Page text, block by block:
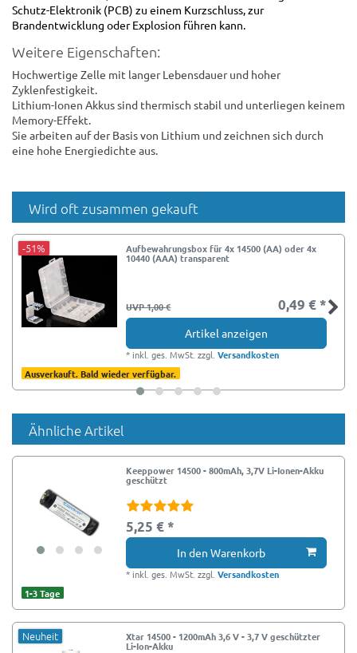
Schutz-Elektronik (PCB) zu einem Kurzschluss, zur
Brandentwicklung oder Explosion führen kann.
Weitere Eigenschaften:
Hochwertige Zelle mit langer Lebensdauer und hoher
Zyklenfestigkeit.
Lithium-Ionen Akkus sind thermisch stabil und unterliegen keinem
Memory-Effekt.
Sie arbeiten auf der Basis von Lithium und zeichnen sich durch
eine hohe Energiedichte aus.
Wird oft zusammen gekauft
-51% Aufbewahrungsbox für 4x 14500 (AA) oder 4x
10440 (AAA) transparent
UVP 1,00 € 0,49 € *
Artikel anzeigen
* inkl. ges. MwSt. zzgl.Versandkosten
Ausverkauft. Bald wieder verfügbar.
Ähnliche Artikel
Keeppower 14500 - 800mAh, 3,7V Li-Ionen-Akku
geschützt
5,25 € *
In den Warenkorb
* inkl. ges. MwSt. zzgl.Versandkosten
1-3 Tage
Neuheit Xtar 14500 - 1200mAh 3,6 V - 3,7 V geschützter
Li-Ion-Akku